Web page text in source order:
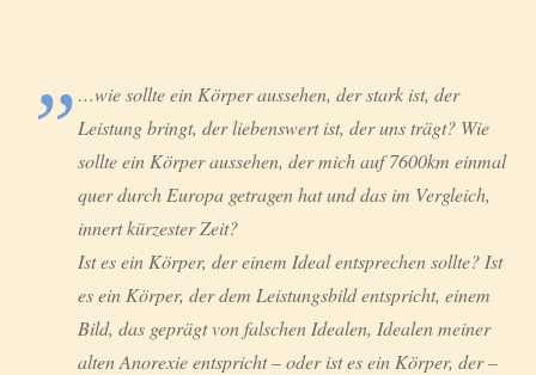
…wie sollte ein Körper aussehen, der stark ist, der
Leistung bringt, der liebenswert ist, der uns trägt? Wie
sollte ein Körper aussehen, der mich auf 7600km einmal
quer durch Europa getragen hat und das im Vergleich,
innert kürzester Zeit?
Ist es ein Körper, der einem Ideal entsprechen sollte? Ist
es ein Körper, der dem Leistungsbild entspricht, einem
Bild, das geprägt von falschen Idealen, Idealen meiner
alten Anorexie entspricht – oder ist es ein Körper, der –